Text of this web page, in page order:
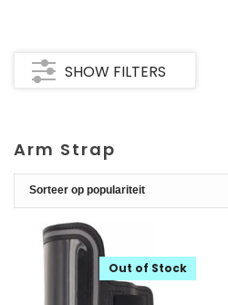
SHOW FILTERS
Arm Strap
Out of Stock